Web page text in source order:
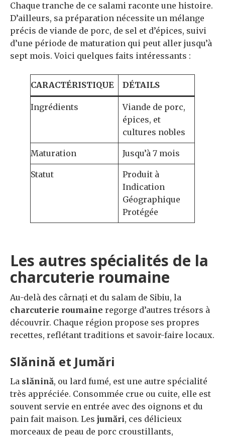
Chaque tranche de ce salami raconte une histoire.
D’ailleurs, sa préparation nécessite un mélange
précis de viande de porc, de sel et d’épices, suivi
d’une période de maturation qui peut aller jusqu’à
sept mois. Voici quelques faits intéressants :
CARACTÉRISTIQUE DÉTAILS
Ingrédients
Viande de porc,
épices, et
cultures nobles
Maturation Jusqu’à 7 mois
Statut
Produit à
Indication
Géographique
Protégée
Les autres spécialités de la
charcuterie roumaine
Au-delà des cârnați et du salam de Sibiu, la
charcuterie roumaine regorge d’autres trésors à
découvrir. Chaque région propose ses propres
recettes, reflétant traditions et savoir-faire locaux.
Slănină et Jumări
La slănină, ou lard fumé, est une autre spécialité
très appréciée. Consommée crue ou cuite, elle est
souvent servie en entrée avec des oignons et du
pain fait maison. Les jumări, ces délicieux
morceaux de peau de porc croustillants,